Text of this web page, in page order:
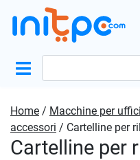
Home / Macchine per
accessori / Cartelline per
Cartelline per